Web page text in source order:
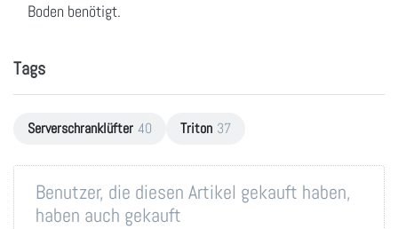
Boden benötigt.
Tags
Serverschranklüfter 40 Triton 37
Benutzer, die diesen Artikel gekauft haben,
haben auch gekauft